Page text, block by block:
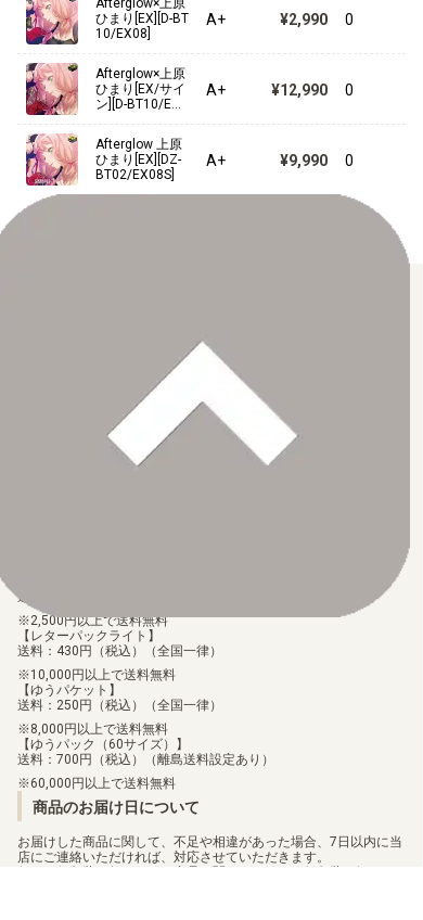
Afterglow×上原
ひまり[EX][D-BT
10/EX08]
A+ ¥2,990 0
Afterglow×上原
ひまり[EX/サイ
ン][D-BT10/EX0
A+ ¥12,990 0
Afterglow 上原
ひまり[EX][DZ-
BT02/EX08S]
A+ ¥9,990 0
各種ブランドのカードをご利用いただけます。
【Paidy（後払い/コンビニ払い）】
お支払後の在庫確保となりますため、お早めにお支払をお願いし
なお、お支払口座は、注文確認メールに記載しております。
振込手数料はお客様負担となります。
送料：100円（税込）（全国一律）
2,500円以上で送料無料
【レターパックライト】
送料：430円（税込）（全国一律）
10,000円以上で送料無料
【ゆうパケット】
送料：250円（税込）（全国一律）
8,000円以上で送料無料
【ゆうパック（60サイズ）】
送料：700円（税込）（離島送料設定あり）
60,000円以上で送料無料
商品のお届け日について
お届けした商品に関して、不足や相違があった場合、7日以内に当
店にご連絡いただければ、対応させていただきます。